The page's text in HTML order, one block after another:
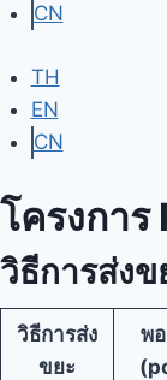
CN
TH
EN
CN
โครงกา
วิธีการส่งข
วิธีการส่ง
ขยะ
พ